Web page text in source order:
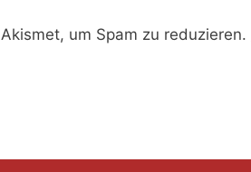
um Spam zu reduzieren.